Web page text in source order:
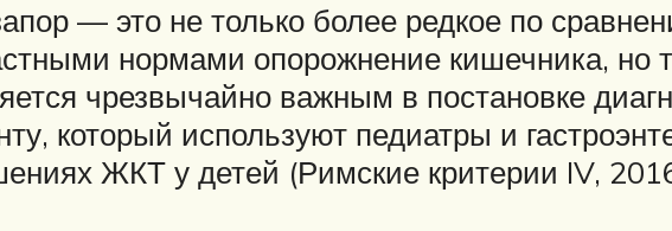
— это не только более редкое по
нормами опорожнение кишечника, но
чрезвычайно важным в постановке
который используют педиатры и
ЖКТ у детей (Римские критерии IV,